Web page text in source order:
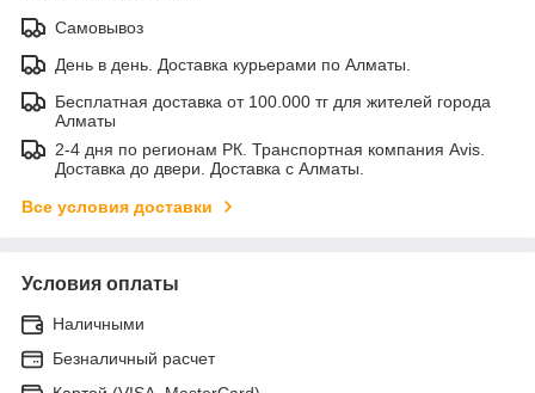
Самовывоз
День в день. Доставка курьерами по Алматы.
Бесплатная доставка от 100.000 тг для жителей города
Алматы
2-4 дня по регионам РК. Транспортная компания Avis.
Доставка до двери. Доставка с Алматы.
Все условия доставки
Условия оплаты
Наличными
Безналичный расчет